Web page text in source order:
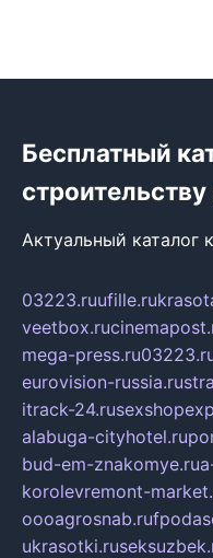
Бесплатный
Актуальный каталог
03223.ruufille.ru
veetbox.ru
mega-press.ru
eurovision-russia.ru
itrack-24.ru
alabuga-cityhotel.ru
bud-em-znakomye.ru
korolevremont-
oooagrosnab.ru
ukrasotki.ru